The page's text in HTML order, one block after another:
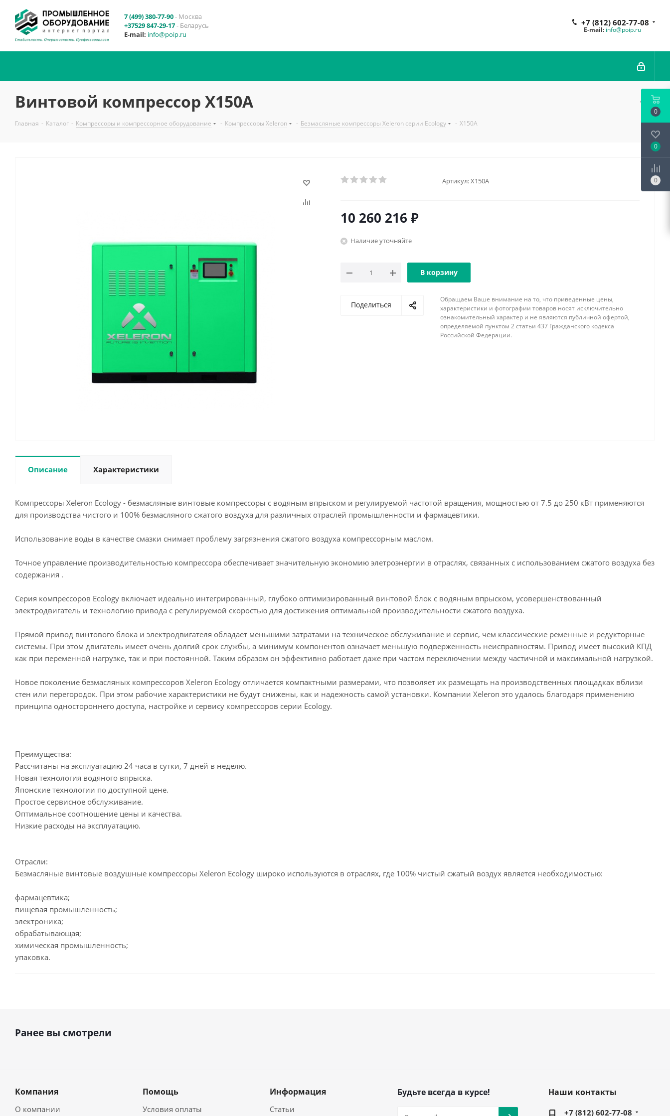
7 (499) 380-77-90- Москва
+37529 847-29-17- Беларусь
E-mail: info@poip.ru
+7 (812) 602-77-08
E-mail: info@poip.ru
Винтовой компрессор X150A
Главная - Каталог - Компрессоры и компрессорное оборудование - Компрессоры Xeleron - Безмасляные компрессоры Xeleron серии Ecology - X150A
Артикул:X150A
10 260 216 ₽
Наличие уточняйте
В корзину
Поделиться
Обращаем Ваше внимание на то, что приведенные цены,
характеристики и фотографии товаров носят исключительно
ознакомительный характер и не являются публичной офертой,
определяемой пунктом 2 статьи 437 Гражданского кодекса
Российской Федерации.
Описание Характеристики
Компрессоры Xeleron Ecology - безмасляные винтовые компрессоры с водяным впрыском и регулируемой частотой вращения, мощностью от 7.5 до 250 кВт применяются
для производства чистого и 100% безмасляного сжатого воздуха для различных отраслей промышленности и фармацевтики.
Использование воды в качестве смазки снимает проблему загрязнения сжатого воздуха компрессорным маслом.
Точное управление производительностью компрессора обеспечивает значительную экономию элетроэнергии в отраслях, связанных с использованием сжатого воздуха без
содержания .
Серия компрессоров Ecology включает идеально интегрированный, глубоко оптимизированный винтовой блок с водяным впрыском, усовершенствованный
электродвигатель и технологию привода с регулируемой скоростью для достижения оптимальной производительности сжатого воздуха.
Прямой привод винтового блока и электродвигателя обладает меньшими затратами на техническое обслуживание и сервис, чем классические ременные и редукторные
системы. При этом двигатель имеет очень долгий срок службы, а минимум компонентов означает меньшую подверженность неисправностям. Привод имеет высокий КПД
как при переменной нагрузке, так и при постоянной. Таким образом он эффективно работает даже при частом переключении между частичной и максимальной нагрузкой.
Новое поколение безмасляных компрессоров Xeleron Ecology отличается компактными размерами, что позволяет их размещать на производственных площадках вблизи
стен или перегородок. При этом рабочие характеристики не будут снижены, как и надежность самой установки. Компании Xeleron это удалось благодаря применению
принципа одностороннего доступа, настройке и сервису компрессоров серии Ecology.
Преимущества:
Рассчитаны на эксплуатацию 24 часа в сутки, 7 дней в неделю.
Новая технология водяного впрыска.
Японские технологии по доступной цене.
Простое сервисное обслуживание.
Оптимальное соотношение цены и качества.
Низкие расходы на эксплуатацию.
Отрасли:
Безмасляные винтовые воздушные компрессоры Xeleron Ecology широко используются в отраслях, где 100% чистый сжатый воздух является необходимостью:
фармацевтика;
пищевая промышленность;
электроника;
обрабатывающая;
химическая промышленность;
упаковка.
Ранее вы смотрели
Компания
О компании
Помощь
Условия оплаты
Информация
Статьи
Будьте всегда в курсе! Наши контакты
+7 (812) 602-77-08
0
0
0